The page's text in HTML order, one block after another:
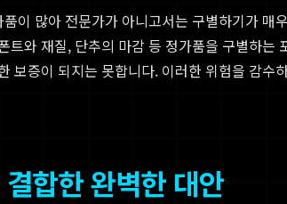
이 많아 전문가가 아니고서는 구별하기가
와 재질, 단추의 마감 등 정가품을 구별하
보증이 되지는 못합니다. 이러한 위험을 감수
합한 완벽한 대안